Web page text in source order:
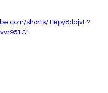
shorts/Tlepy8dajvE?